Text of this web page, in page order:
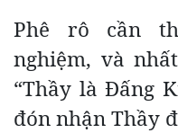
Phê rô cần
nghiệm, và
“Thầy là Đấng
đón nhận Thầy